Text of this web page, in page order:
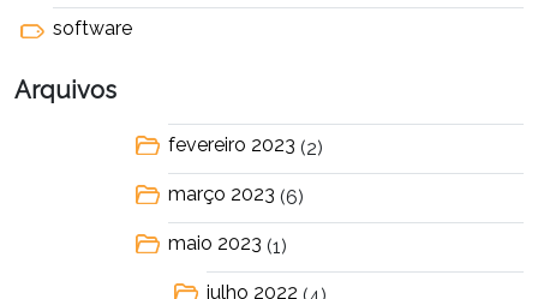
software
Arquivos
fevereiro 2023 (2)
março 2023 (6)
maio 2023 (1)
julho 2022